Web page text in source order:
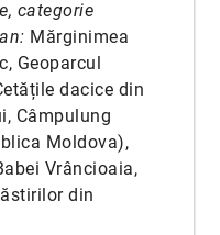
categorie
Mărginimea
Geoparcul
dacice din
Câmpulung
Moldova),
Vrâncioaia,
din